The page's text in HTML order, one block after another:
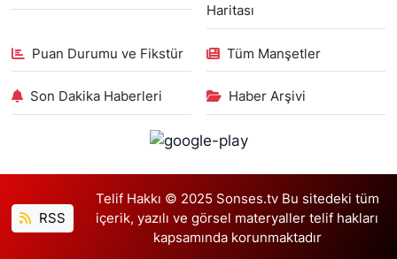
Haritası
Puan Durumu ve Fikstür Tüm Manşetler
Son Dakika Haberleri Haber Arşivi
RSS
Telif Hakkı © 2025 Sonses.tv Bu sitedeki tüm
içerik, yazılı ve görsel materyaller telif hakları
kapsamında korunmaktadır